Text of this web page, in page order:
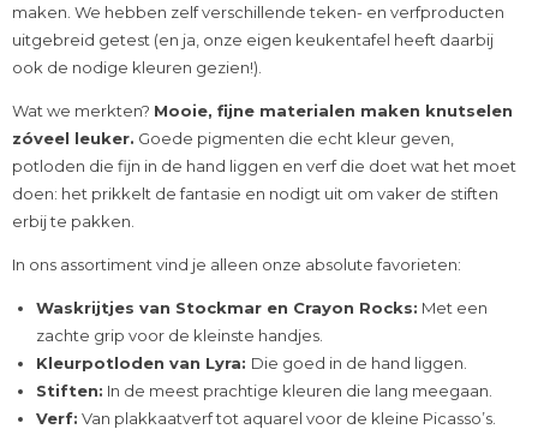
maken. We hebben zelf verschillende teken- en verfproducten
uitgebreid getest (en ja, onze eigen keukentafel heeft daarbij
ook de nodige kleuren gezien!).
Wat we merkten? Mooie, fijne materialen maken knutselen
zóveel leuker. Goede pigmenten die echt kleur geven,
potloden die fijn in de hand liggen en verf die doet wat het moet
doen: het prikkelt de fantasie en nodigt uit om vaker de stiften
erbij te pakken.
In ons assortiment vind je alleen onze absolute favorieten:
Waskrijtjes van Stockmar en Crayon Rocks: Met een
zachte grip voor de kleinste handjes.
Kleurpotloden van Lyra: Die goed in de hand liggen.
Stiften: In de meest prachtige kleuren die lang meegaan.
Verf: Van plakkaatverf tot aquarel voor de kleine Picasso’s.